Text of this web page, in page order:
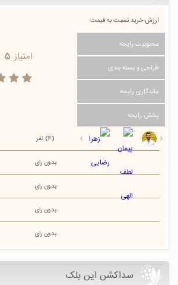
ارزش خرید نسبت به قیمت
محبوبیت رایحه
طراحی و بسته بندی
ماندگاری رایحه
پخش رایحه
امتیاز 5
(4) نفر
بدون رای
بدون رای
بدون رای
بدون رای
سداکشن این بلک